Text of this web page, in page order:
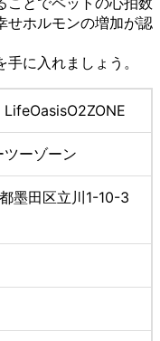
せホルモンの増加が認
に入れましょう。
ーゾーン
墨田区立川1-10-3